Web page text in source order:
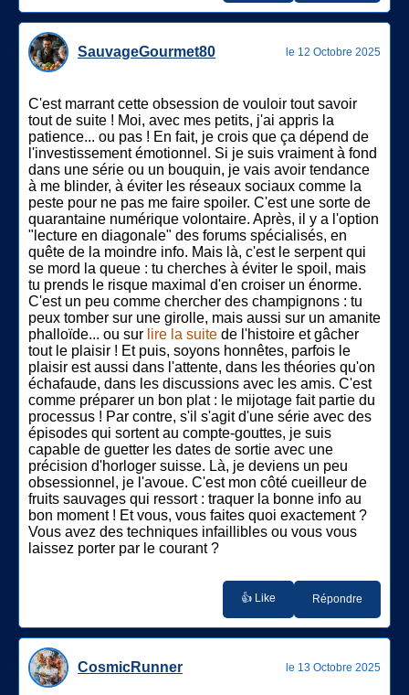
SauvageGourmet80 le 12 Octobre 2025
C'est marrant cette obsession de vouloir tout savoir
tout de suite ! Moi, avec mes petits, j'ai appris la
patience... ou pas ! En fait, je crois que ça dépend de
l'investissement émotionnel. Si je suis vraiment à fond
dans une série ou un bouquin, je vais avoir tendance
à me blinder, à éviter les réseaux sociaux comme la
peste pour ne pas me faire spoiler. C'est une sorte de
quarantaine numérique volontaire. Après, il y a l'option
"lecture en diagonale" des forums spécialisés, en
quête de la moindre info. Mais là, c'est le serpent qui
se mord la queue : tu cherches à éviter le spoil, mais
tu prends le risque maximal d'en croiser un énorme.
C'est un peu comme chercher des champignons : tu
peux tomber sur une girolle, mais aussi sur un amanite
phalloïde... ou sur lire la suite de l'histoire et gâcher
tout le plaisir ! Et puis, soyons honnêtes, parfois le
plaisir est aussi dans l'attente, dans les théories qu'on
échafaude, dans les discussions avec les amis. C'est
comme préparer un bon plat : le mijotage fait partie du
processus ! Par contre, s'il s'agit d'une série avec des
épisodes qui sortent au compte-gouttes, je suis
capable de guetter les dates de sortie avec une
précision d'horloger suisse. Là, je deviens un peu
obsessionnel, je l'avoue. C'est mon côté cueilleur de
fruits sauvages qui ressort : traquer la bonne info au
bon moment ! Et vous, vous faites quoi exactement ?
Vous avez des techniques infaillibles ou vous vous
laissez porter par le courant ?
👍 Like Répondre
CosmicRunner le 13 Octobre 2025